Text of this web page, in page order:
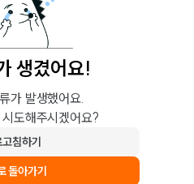
생겼어요!
가 발생했어요.
도해주시겠어요?
침하기
돌아가기